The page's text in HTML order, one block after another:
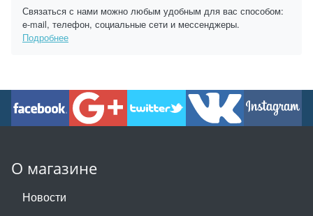
Связаться с нами можно любым удобным для вас способом:
e-mail, телефон, социальные сети и мессенджеры.
Подробнее
О магазине
Новости